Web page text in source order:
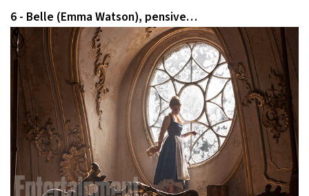
6 - Belle (Emma Watson), pensive…